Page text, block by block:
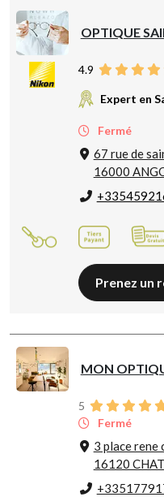
OPTIQUE
4.9
Expert en
Fermé
67 rue de
16000
Prenez un
MON
5
Fermé
3 place rene
16120